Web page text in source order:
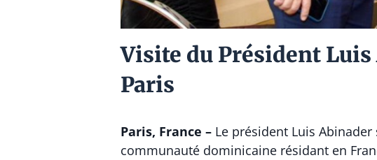
Visite du Président
Paris
Paris, France – Le président Luis Abinader
communauté dominicaine résidant en